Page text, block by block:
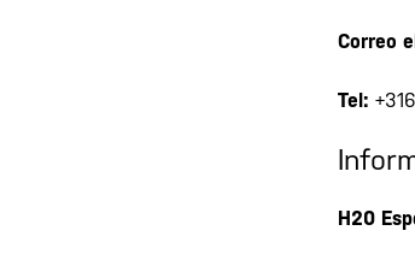
Correo
Tel:
H20